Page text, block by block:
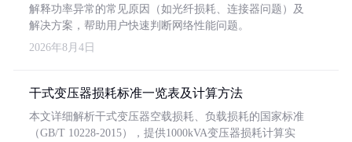
解释功率异常的常见原因（如光纤损耗、连接器问题）及
解决方案，帮助用户快速判断网络性能问题。
2026年8月4日
干式变压器损耗标准一览表及计算方法
本文详细解析干式变压器空载损耗、负载损耗的国家标准
（GB/T 10228-2015），提供1000kVA变压器损耗计算实